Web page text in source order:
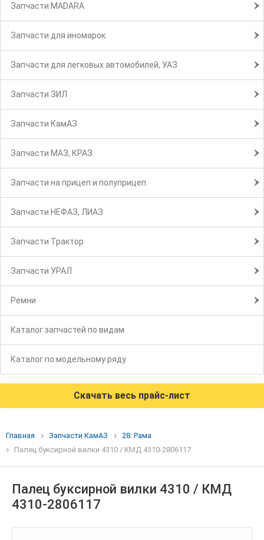
Запчасти MADARA
Запчасти для иномарок
Запчасти для легковых автомобилей, УАЗ
Запчасти ЗИЛ
Запчасти КамАЗ
Запчасти МАЗ, КРАЗ
Запчасти на прицеп и полуприцеп
Запчасти НЕФАЗ, ЛИАЗ
Запчасти Трактор
Запчасти УРАЛ
Ремни
Каталог запчастей по видам
Каталог по модельному ряду
Скачать весь прайс-лист
Главная Запчасти КамАЗ
28. Рама
Палец буксирной вилки 4310 / КМД 4310-2806117
Палец буксирной вилки 4310 / КМД
4310-2806117